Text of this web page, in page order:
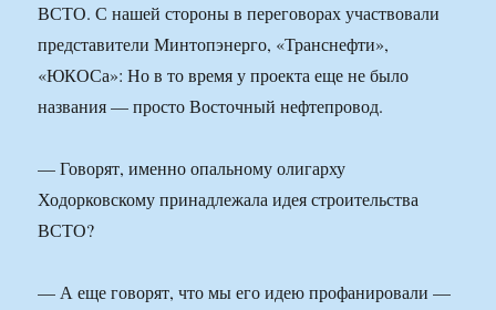
ВСТО. С нашей стороны в переговорах участвовали
представители Минтопэнерго, «Транснефти»,
«ЮКОСа»: Но в то время у проекта еще не было
названия — просто Восточный нефтепровод.
— Говорят, именно опальному олигарху
Ходорковскому принадлежала идея строительства
ВСТО?
— А еще говорят, что мы его идею профанировали —